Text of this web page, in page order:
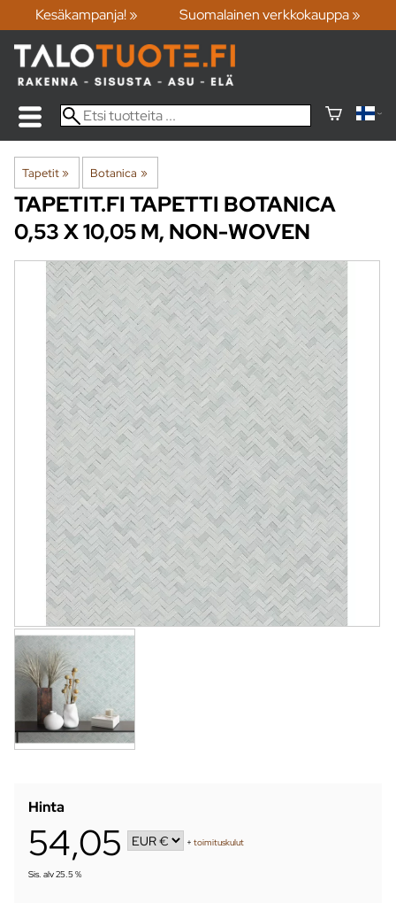
Kesäkampanja! » Suomalainen verkkokauppa »
Tapetit‪» Botanica ‪»
TAPETIT.FI TAPETTI BOTANICA
0,53 X 10,05 M, NON-WOVEN
Hinta
54,05 +toimituskulut
Sis. alv 25.5 %